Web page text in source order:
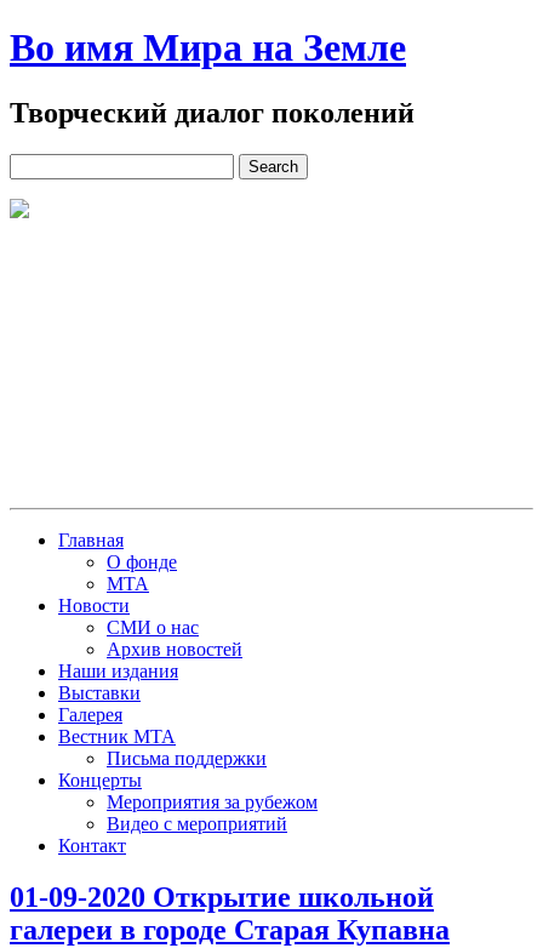
Во имя Мира на Земле
Творческий диалог поколений
Главная
О фонде
МТА
Новости
СМИ о нас
Архив новостей
Наши издания
Выставки
Галерея
Вестник МТА
Письма поддержки
Концерты
Мероприятия за рубежом
Видео с мероприятий
Контакт
01-09-2020 Открытие школьной
галереи в городе Старая Купавна